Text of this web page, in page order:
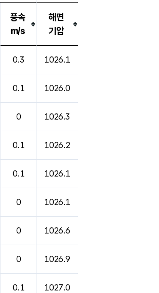
풍속
m/s
해면
기압
0.3 1026.1
0.1 1026.0
0 1026.3
0.1 1026.2
0.1 1026.1
0 1026.1
0 1026.6
0 1026.9
0.1 1027.0